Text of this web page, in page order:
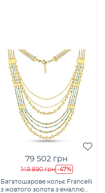
79 502 грн
149 890 грн -47%
Багатошарове кольє Francelli
з жовтого золота з емаллю